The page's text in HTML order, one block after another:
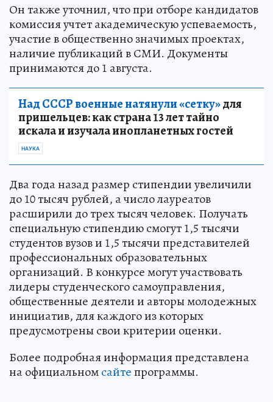
Он также уточнил, что при отборе кандидатов
комиссия учтет академическую успеваемость,
участие в общественно значимых проектах,
наличие публикаций в СМИ. Документы
принимаются до 1 августа.
Над СССР военные натянули «сетку»для
пришельцев: как страна 13 лет тайно
искала и изучала инопланетных гостей
НАУКА
Два года назад размер стипендии увеличили
до 10 тысяч рублей, а число лауреатов
расширили до трех тысяч человек. Получать
специальную стипендию смогут 1,5 тысячи
студентов вузов и 1,5 тысячи представителей
профессиональных образовательных
организаций. В конкурсе могут участвовать
лидеры студенческого самоуправления,
общественные деятели и авторы молодежных
инициатив, для каждого из которых
предусмотрены свои критерии оценки.
Более подробная информация представлена
на официальномсайтепрограммы.